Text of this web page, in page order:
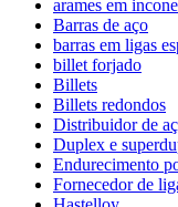
arames em
Barras de aço
barras em ligas
billet forjado
Billets
Billets redondos
Distribuidor de
Duplex e
Endurecimento
Fornecedor de